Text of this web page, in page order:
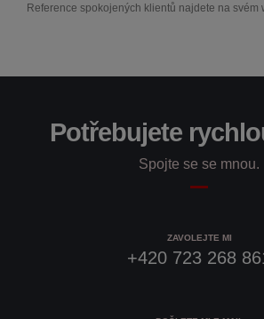
Reference spokojených klientů najdete na svém
Potřebujete
Spojte se se mnou.
ZAVOLEJTE MI
+420 723 268